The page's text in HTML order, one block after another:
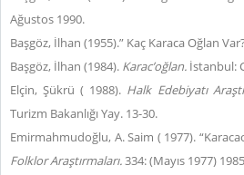
Ağustos 1990.
Başgöz, İlhan (1955).” Kaç Karaca Oğlan
Başgöz, İlhan (1984). Karac’oğlan. İstanbul:
Elçin, Şükrü ( 1988). Halk Edebiyatı
Turizm Bakanlığı Yay. 13-30.
Emirmahmudoğlu, A. Saim ( 1977).
Folklor Araştırmaları.334: (Mayıs 1977)